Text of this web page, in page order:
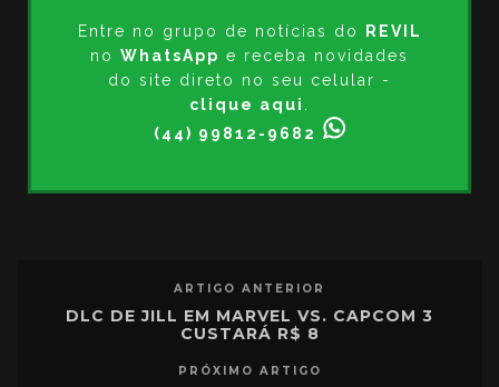
Entre no grupo de notícias do
REVIL
no WhatsApp e receba novidades
do site direto no seu celular -
clique aqui
(44) 99812-9682
ARTIGO ANTERIOR
DLC DE JILL EM MARVEL VS. CAPCOM 3
CUSTARÁ R$ 8
PRÓXIMO ARTIGO